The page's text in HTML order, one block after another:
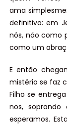
ama
definitiva: em
nós, não como
como um
E então
mistério se faz
Filho se
nos,
esperamos.